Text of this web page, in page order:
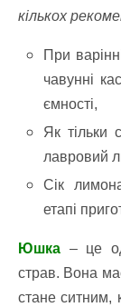
кількох
При
чавунні
ємності,
Як тільки
лавровий
Сік
етапі
Юшка – це
страв. Вона
стане ситним,